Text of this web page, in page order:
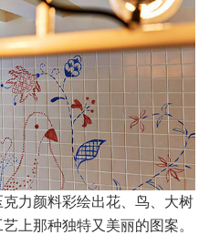
力颜料彩绘出花、鸟、大树
上那种独特又美丽的图案。